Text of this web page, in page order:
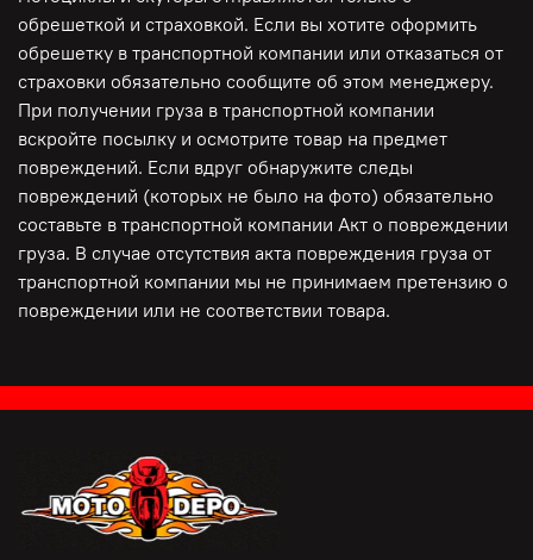
ПОГРУЗКИ, ПОДТВЕРЖДЕНИЯ СОТРУДНИКА ТК!
обрешеткой и страховкой. Если вы хотите оформить
обрешетку в транспортной компании или отказаться от
страховки обязательно сообщите об этом менеджеру.
При получении груза в транспортной компании
вскройте посылку и осмотрите товар на предмет
повреждений. Если вдруг обнаружите следы
повреждений (которых не было на фото) обязательно
составьте в транспортной компании Акт о повреждении
груза. В случае отсутствия акта повреждения груза от
транспортной компании мы не принимаем претензию о
повреждении или не соответствии товара.